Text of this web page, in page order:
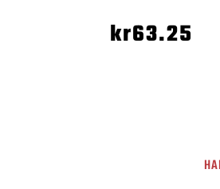
kr63.25